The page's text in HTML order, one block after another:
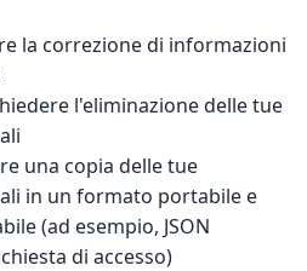
la correzione di informazioni
l'eliminazione delle tue
una copia delle tue
in un formato portabile e
(ad esempio, JSON
di accesso)